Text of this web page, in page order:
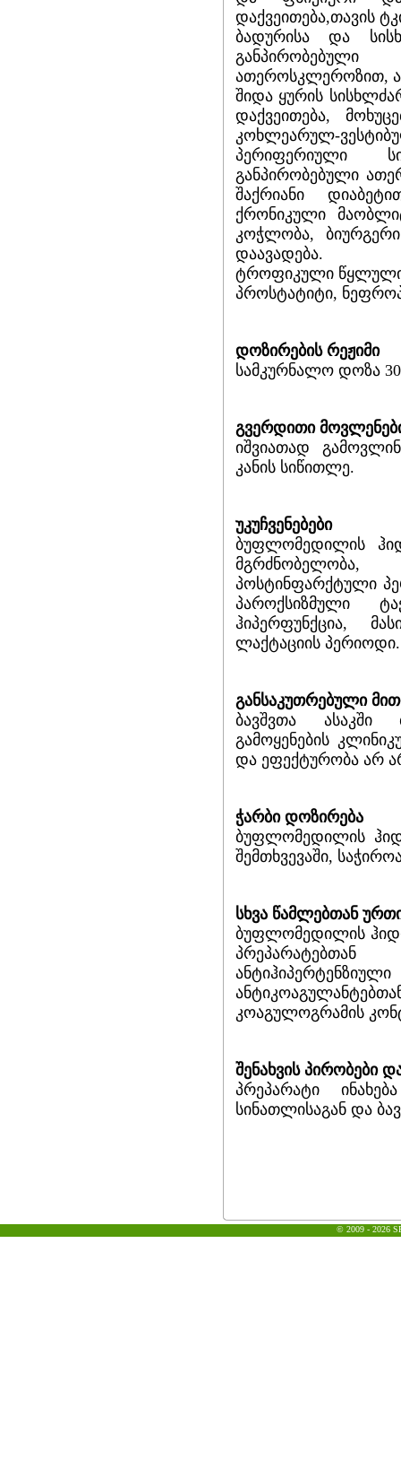
დაქვეითება,თავის
ბადურისა და
ათეროსკლეროზით,
შიდა ყურის
დაქვეითება,
კოხლეარულ-
პერიფერიული
განპირობებული
შაქრიანი
ქრონიკული
კოჭლობა,
დაავადება.
ტროფიკული
პროსტატიტი,
დოზირების რეჟიმი
სამკურნალო დოზა
გვერდითი
იშვიათად
კანის სიწითლე.
უკუჩვენებები
ბუფლომედილის
პოსტინფარქტული
პაროქსიზმული
ჰიპერფუნქცია,
ლაქტაციის პერიოდი.
განსაკუთრებული
ბავშვთა ასაკში
გამოყენების
და ეფექტურობა არ
ჭარბი დოზირება
ბუფლომედილის
შემთხვევაში,
სხვა წამლებთან
ბუფლომედილის
კოაგულოგრამის
შენახვის პირობები
პრეპარატი
სინათლისაგან და
© 2009 - 2026